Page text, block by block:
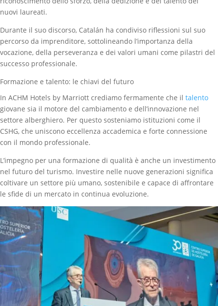
nuovi laureati.
Durante il suo discorso, Catalán ha condiviso riflessioni sul suo
percorso da imprenditore, sottolineando l’importanza della
vocazione, della perseveranza e dei valori umani come pilastri del
successo professionale.
Formazione e talento: le chiavi del futuro
In ACHM Hotels by Marriott crediamo fermamente che il talento
giovane sia il motore del cambiamento e dell’innovazione nel
settore alberghiero. Per questo sosteniamo istituzioni come il
CSHG, che uniscono eccellenza accademica e forte connessione
con il mondo professionale.
L’impegno per una formazione di qualità è anche un investimento
nel futuro del turismo. Investire nelle nuove generazioni significa
coltivare un settore più umano, sostenibile e capace di affrontare
le sfide di un mercato in continua evoluzione.